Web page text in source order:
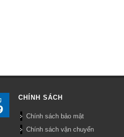
CHÍNH SÁCH
Chính sách bảo mật
Chính sách vận chuyển